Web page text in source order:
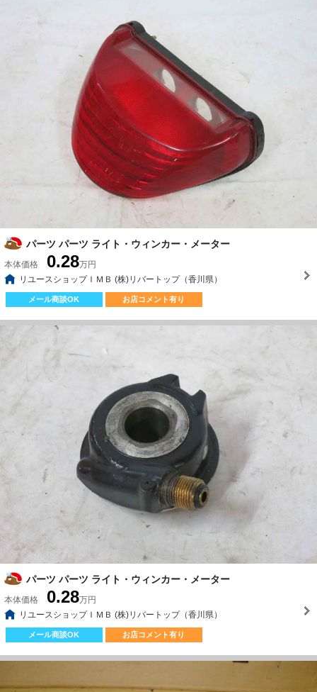
パーツ パーツ ライト・ウィンカー・メーター
本体価格 0.28万円
リユースショップＩＭＢ (株)リバートップ（香川県）
メール商談OK お店コメント有り
パーツ パーツ ライト・ウィンカー・メーター
本体価格 0.28万円
リユースショップＩＭＢ (株)リバートップ（香川県）
メール商談OK お店コメント有り